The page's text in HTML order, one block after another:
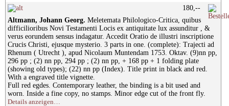
Altmann, Johann Georg. Meletemata Philologico-Critica, quibus
difficilioribus Novi Testamenti Locis ex antiquitate lux assunditur , &
verus eorundem sensus indagatur. Accedit Oratio de illustri inscriptione
Crucis Christi, ejusque mysterio. 3 parts in one. (complete): Trajecti ad
Rhenum ( Utrecht ), apud Nicolaum Muntendam 1753. Oktav. (9)nn pp,
296 pp ; (2) nn pp, 294 pp ; (2) nn pp, + 168 pp + 1 folding plate
(showing old types); (22) nn pp (Index). Title print in black and red.
With a engraved title vignette.
Full red egdes. Contemporary leather, the binding is a bit used and
worn. Inside a fine copy, no stamps. Minor edge cut of the front fly.
Details anzeigen…
180,--